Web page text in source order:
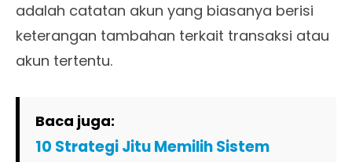
adalah catatan akun yang biasanya berisi
keterangan tambahan terkait transaksi atau
akun tertentu.
Baca juga:
10 Strategi Jitu Memilih Sistem